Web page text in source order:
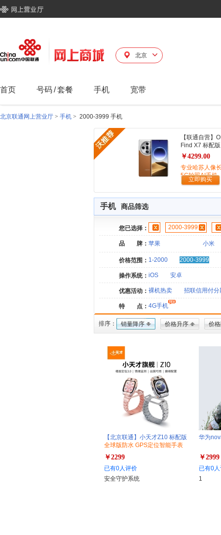
北京
首页 号码/套餐 手机 宽带
北京联通网上营业厅 > 手机 > 2000-3999 手机
【联通自营】
Find X7 标配版
￥4299.00
专业哈苏人像
5G拍照AI手机
立即购买
手机 商品筛选
您已选择： 2000-3999
品 牌： 苹果 小米
价格范围： 1-2000 2000-3999
操作系统： iOS 安卓
优惠活动： 裸机热卖 招联信用付分
特 点： 4G手机
排序： 销量降序 价格升序 价
【北京联通】小天才Z10 标配版
全球版防水 GPS定位智能手表
视频拍照双摄手表
￥2299
已有0人评价
安全守护系统
华为
￥2999
已有0
1